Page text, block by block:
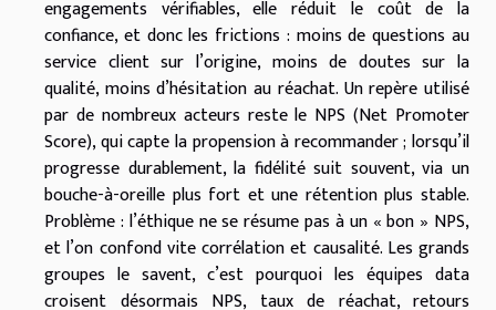
engagements vérifiables, elle réduit le coût de la
confiance, et donc les frictions : moins de questions au
service client sur l’origine, moins de doutes sur la
qualité, moins d’hésitation au réachat. Un repère utilisé
par de nombreux acteurs reste le NPS (Net Promoter
Score), qui capte la propension à recommander ; lorsqu’il
progresse durablement, la fidélité suit souvent, via un
bouche-à-oreille plus fort et une rétention plus stable.
Problème : l’éthique ne se résume pas à un « bon » NPS,
et l’on confond vite corrélation et causalité. Les grands
groupes le savent, c’est pourquoi les équipes data
croisent désormais NPS, taux de réachat, retours